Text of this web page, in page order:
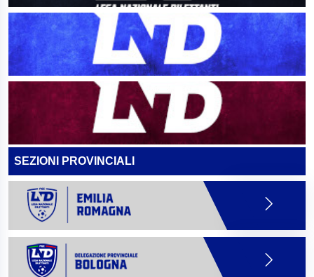
SEZIONI PROVINCIALI